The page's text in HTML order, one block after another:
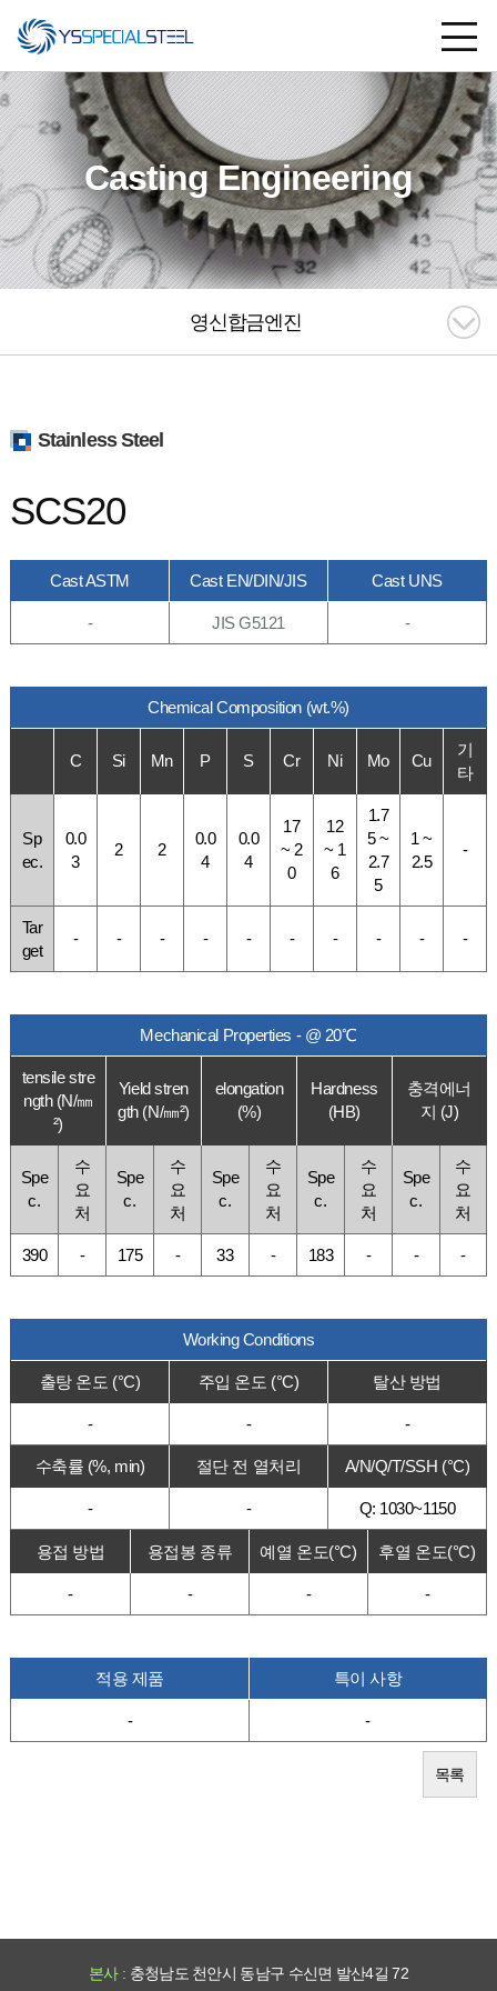
Casting Engineering
영신합금엔진
Stainless Steel
SCS20
Cast ASTM Cast EN/DIN/JIS Cast UNS
- JIS G5121 -
Chemical Composition (wt.%)
C Si Mn P S Cr Ni Mo Cu
기
타
Sp
ec.
0.0
3
2 2
0.0
4
0.0
4
17
~ 2
0
12
~ 1
6
1.7
5 ~
2.7
5
1 ~
2.5
-
Tar
get
- - - - - - - - - -
Mechanical Properties - @ 20℃
tensile stre
ngth (N/㎜
²)
Yield stren
gth (N/㎜²)
elongation
(%)
Hardness
(HB)
충격에너
지 (J)
Spe
c.
수
요
처
Spe
c.
수
요
처
Spe
c.
수
요
처
Spe
c.
수
요
처
Spe
c.
수
요
처
390 - 175 - 33 - 183 - - -
Working Conditions
출탕 온도 (°C) 주입 온도 (°C) 탈산 방법
- - -
수축률 (%, min) 절단 전 열처리 A/N/Q/T/SSH (°C)
- - Q: 1030~1150
용접 방법 용접봉 종류 예열 온도(°C) 후열 온도(°C)
- - - -
적용 제품 특이 사항
- -
목록
본사 : 충청남도 천안시 동남구 수신면 발산4길 72